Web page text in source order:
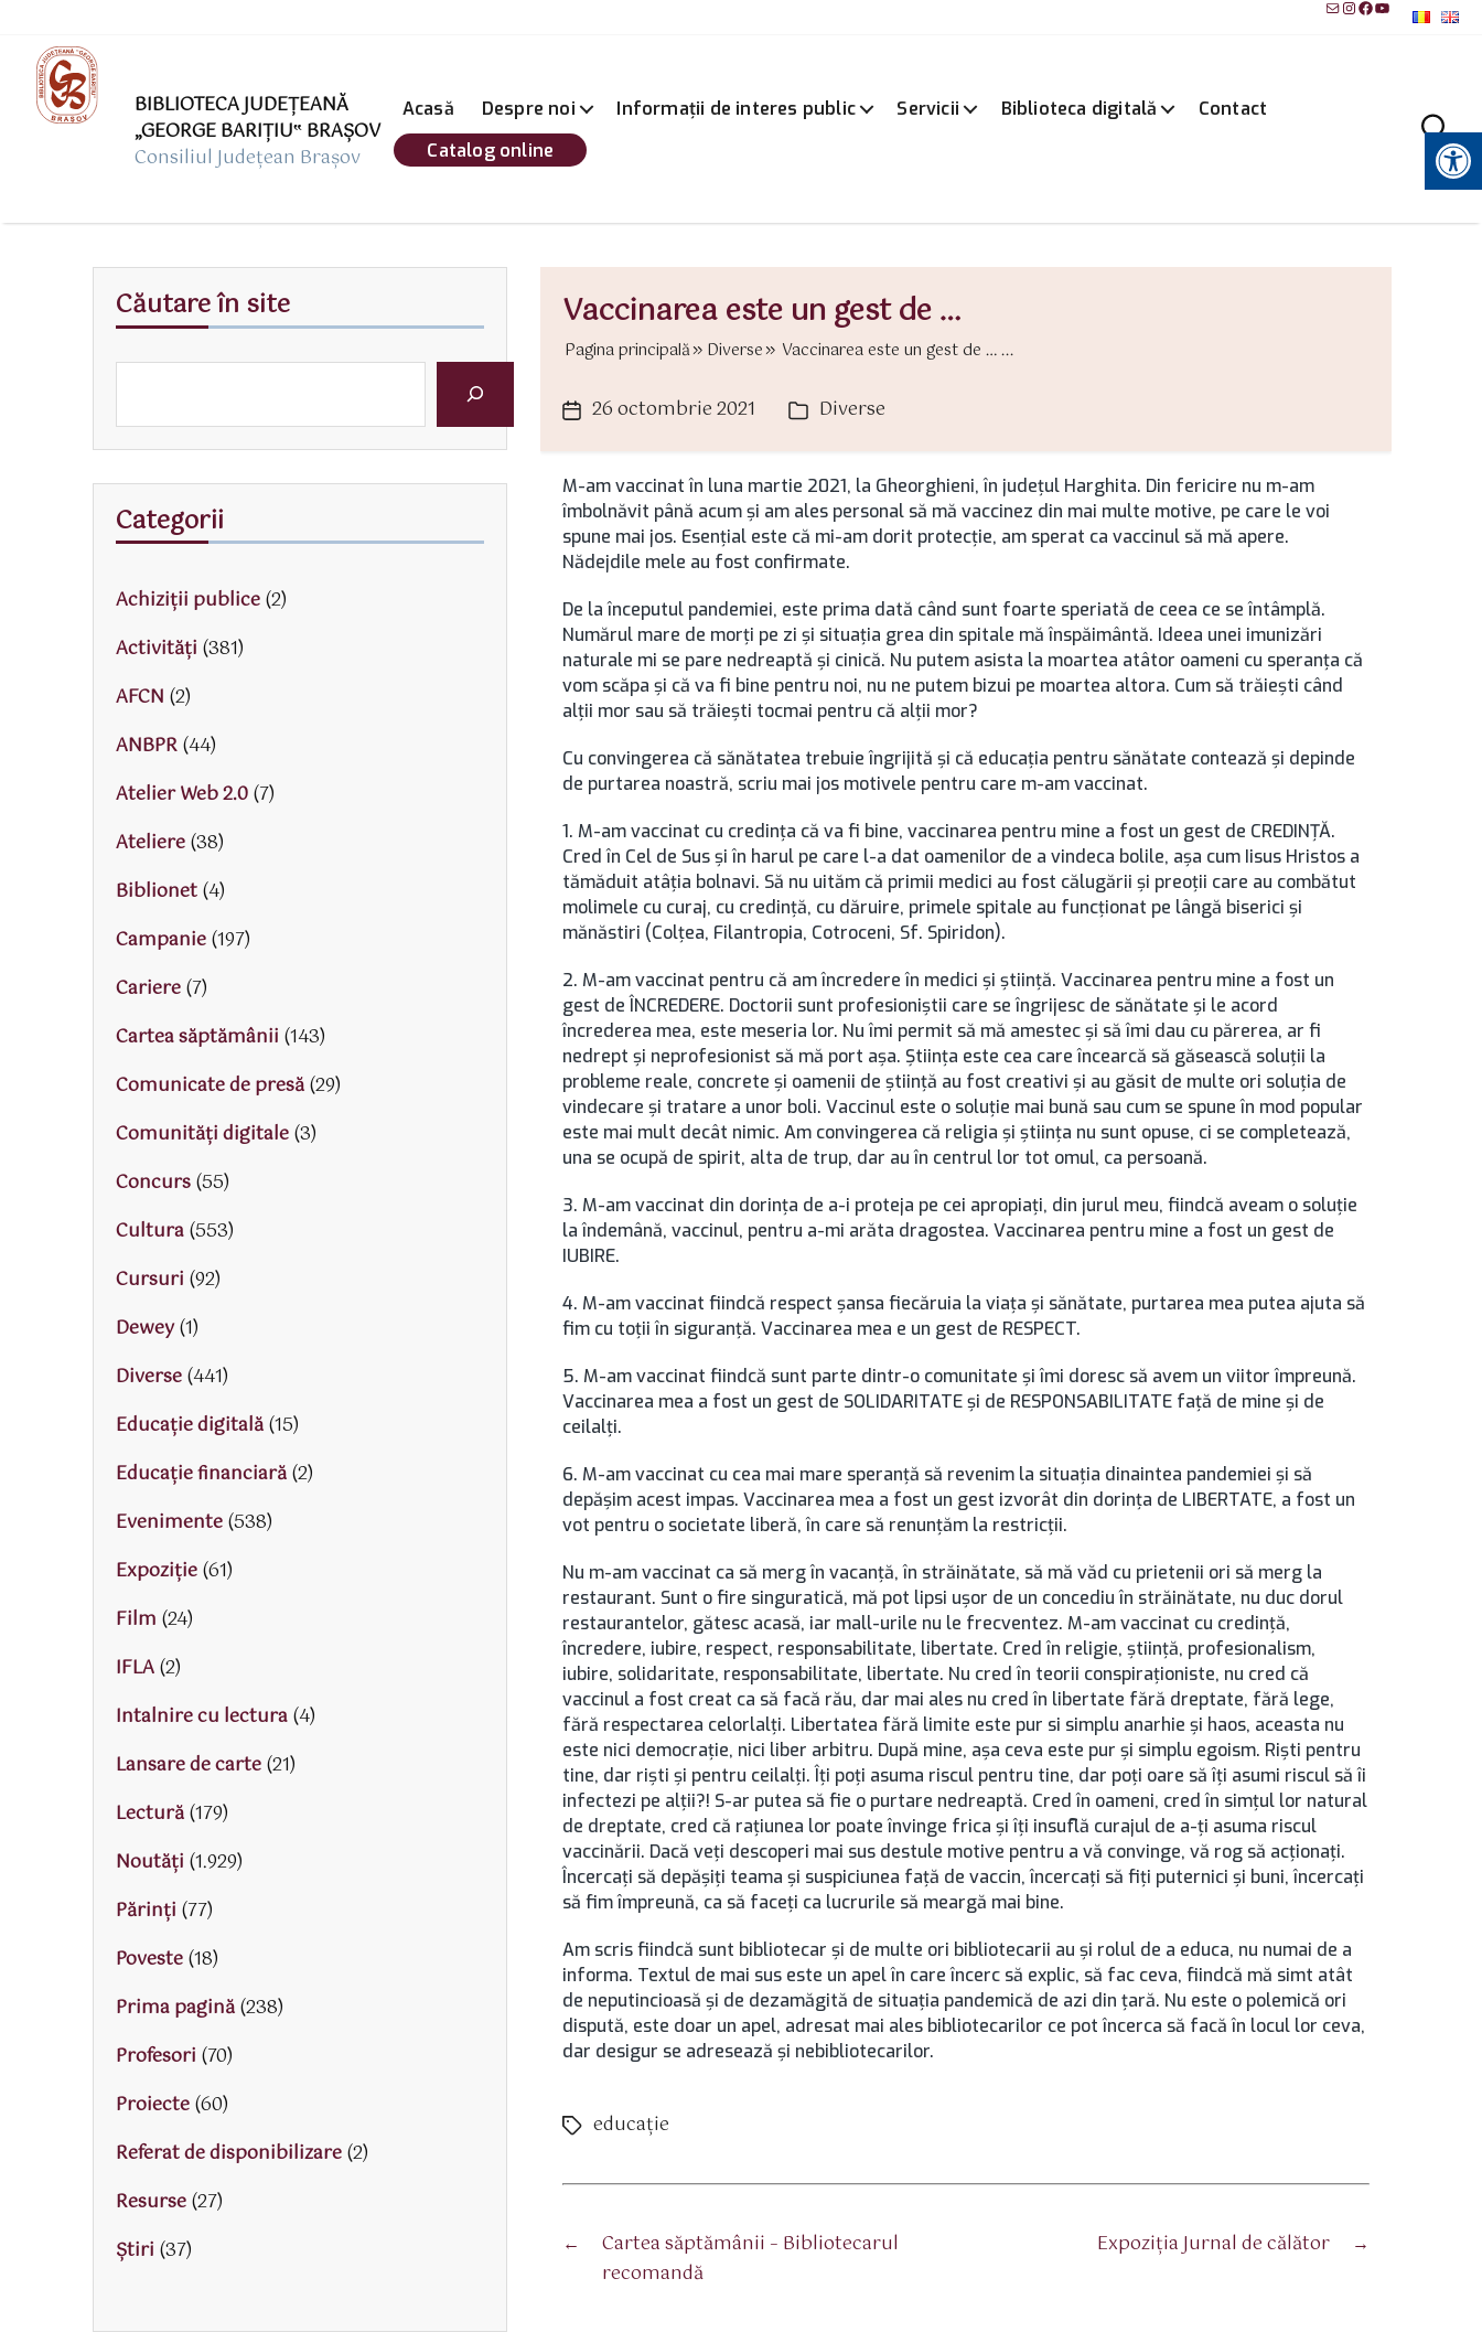
MailInstagram
Facebook
YouTube
BIBLIOTECA JUDEȚEANĂ
„GEORGE BARIŢIU‟ BRAŞOV
Consiliul Județean Brașov
Acasă Despre noi Informații de interes public Servicii Biblioteca digitală
Contact
Catalog online
Instrumente pentru accesibilitate
Vaccinarea este un gest de …
Pagina principală Diverse Vaccinarea este un gest de … ...
Dată26 octombrie 2021 Categorii
Diverse
M-am vaccinat în luna martie 2021, la Gheorghieni, în județul Harghita. Din fericire nu m-am
îmbolnăvit până acum și am ales personal să mă vaccinez din mai multe motive, pe care le voi
spune mai jos. Esențial este că mi-am dorit protecție, am sperat ca vaccinul să mă apere.
Nădejdile mele au fost confirmate.
De la începutul pandemiei, este prima dată când sunt foarte speriată de ceea ce se întâmplă.
Numărul mare de morți pe zi și situația grea din spitale mă înspăimântă. Ideea unei imunizări
naturale mi se pare nedreaptă și cinică. Nu putem asista la moartea atâtor oameni cu speranța că
vom scăpa și că va fi bine pentru noi, nu ne putem bizui pe moartea altora. Cum să trăiești când
alții mor sau să trăiești tocmai pentru că alții mor?
Cu convingerea că sănătatea trebuie îngrijită și că educația pentru sănătate contează și depinde
de purtarea noastră, scriu mai jos motivele pentru care m-am vaccinat.
1. M-am vaccinat cu credința că va fi bine, vaccinarea pentru mine a fost un gest de CREDINȚĂ.
Cred în Cel de Sus și în harul pe care l-a dat oamenilor de a vindeca bolile, așa cum Iisus Hristos a
tămăduit atâția bolnavi. Să nu uităm că primii medici au fost călugării și preoții care au combătut
molimele cu curaj, cu credință, cu dăruire, primele spitale au funcționat pe lângă biserici și
mănăstiri (Colțea, Filantropia, Cotroceni, Sf. Spiridon).
2. M-am vaccinat pentru că am încredere în medici și știință. Vaccinarea pentru mine a fost un
gest de ÎNCREDERE. Doctorii sunt profesioniștii care se îngrijesc de sănătate și le acord
încrederea mea, este meseria lor. Nu îmi permit să mă amestec și să îmi dau cu părerea, ar fi
nedrept și neprofesionist să mă port așa. Știința este cea care încearcă să găsească soluții la
probleme reale, concrete și oamenii de știință au fost creativi și au găsit de multe ori soluția de
vindecare și tratare a unor boli. Vaccinul este o soluție mai bună sau cum se spune în mod popular
este mai mult decât nimic. Am convingerea că religia și știința nu sunt opuse, ci se completează,
una se ocupă de spirit, alta de trup, dar au în centrul lor tot omul, ca persoană.
3. M-am vaccinat din dorința de a-i proteja pe cei apropiați, din jurul meu, fiindcă aveam o soluție
la îndemână, vaccinul, pentru a-mi arăta dragostea. Vaccinarea pentru mine a fost un gest de
IUBIRE.
4. M-am vaccinat fiindcă respect șansa fiecăruia la viața și sănătate, purtarea mea putea ajuta să
fim cu toții în siguranță. Vaccinarea mea e un gest de RESPECT.
5. M-am vaccinat fiindcă sunt parte dintr-o comunitate și îmi doresc să avem un viitor împreună.
Vaccinarea mea a fost un gest de SOLIDARITATE și de RESPONSABILITATE față de mine și de
ceilalți.
6. M-am vaccinat cu cea mai mare speranță să revenim la situația dinaintea pandemiei și să
depășim acest impas. Vaccinarea mea a fost un gest izvorât din dorința de LIBERTATE, a fost un
vot pentru o societate liberă, în care să renunțăm la restricții.
Nu m-am vaccinat ca să merg în vacanță, în străinătate, să mă văd cu prietenii ori să merg la
restaurant. Sunt o fire singuratică, mă pot lipsi ușor de un concediu în străinătate, nu duc dorul
restaurantelor, gătesc acasă, iar mall-urile nu le frecventez. M-am vaccinat cu credință,
încredere, iubire, respect, responsabilitate, libertate. Cred în religie, știință, profesionalism,
iubire, solidaritate, responsabilitate, libertate. Nu cred în teorii conspiraționiste, nu cred că
vaccinul a fost creat ca să facă rău, dar mai ales nu cred în libertate fără dreptate, fără lege,
fără respectarea celorlalți. Libertatea fără limite este pur si simplu anarhie și haos, aceasta nu
este nici democrație, nici liber arbitru. După mine, așa ceva este pur și simplu egoism. Riști pentru
tine, dar riști și pentru ceilalți. Îți poți asuma riscul pentru tine, dar poți oare să îți asumi riscul să îi
infectezi pe alții?! S-ar putea să fie o purtare nedreaptă. Cred în oameni, cred în simțul lor natural
de dreptate, cred că rațiunea lor poate învinge frica și îți insuflă curajul de a-ți asuma riscul
vaccinării. Dacă veți descoperi mai sus destule motive pentru a vă convinge, vă rog să acționați.
Încercați să depăşiţi teama şi suspiciunea faţă de vaccin, încercaţi să fiţi puternici şi buni, încercaţi
să fim împreună, ca să faceți ca lucrurile să meargă mai bine.
Am scris fiindcă sunt bibliotecar și de multe ori bibliotecarii au și rolul de a educa, nu numai de a
informa. Textul de mai sus este un apel în care încerc să explic, să fac ceva, fiindcă mă simt atât
de neputincioasă și de dezamăgită de situația pandemică de azi din ţară. Nu este o polemică ori
dispută, este doar un apel, adresat mai ales bibliotecarilor ce pot încerca să facă în locul lor ceva,
dar desigur se adresează și nebibliotecarilor.
Etichete
educaţie
←
Cartea săptămânii – Bibliotecarul
recomandă
→
Expoziția Jurnal de călător
Căutare în site
Categorii
Achiziții publice(2)
Activităţi (381)
AFCN (2)
ANBPR(44)
Atelier Web 2.0(7)
Ateliere(38)
Biblionet(4)
Campanie(197)
Cariere(7)
Cartea săptămânii (143)
Comunicate de presă(29)
Comunități digitale(3)
Concurs(55)
Cultura(553)
Cursuri (92)
Dewey(1)
Diverse(441)
Educaţie digitală(15)
Educaţie financiară(2)
Evenimente(538)
Expoziție(61)
Film (24)
IFLA(2)
Intalnire cu lectura(4)
Lansare de carte(21)
Lectură(179)
Noutăți (1.929)
Părinţi (77)
Poveste(18)
Prima pagină(238)
Profesori (70)
Proiecte(60)
Referat de disponibilizare(2)
Resurse(27)
Știri (37)